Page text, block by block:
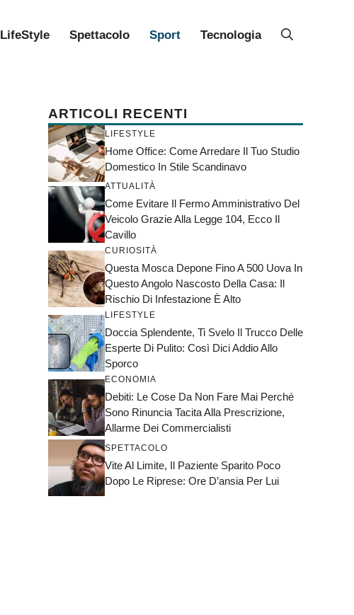
LifeStyle Spettacolo Sport Tecnologia
ARTICOLI RECENTI
LIFESTYLE
Home Office: Come Arredare Il Tuo Studio
Domestico In Stile Scandinavo
ATTUALITÀ
Come Evitare Il Fermo Amministrativo Del
Veicolo Grazie Alla Legge 104, Ecco Il
Cavillo
CURIOSITÀ
Questa Mosca Depone Fino A 500 Uova In
Questo Angolo Nascosto Della Casa: Il
Rischio Di Infestazione È Alto
LIFESTYLE
Doccia Splendente, Ti Svelo Il Trucco Delle
Esperte Di Pulito: Così Dici Addio Allo
Sporco
ECONOMIA
Debiti: Le Cose Da Non Fare Mai Perché
Sono Rinuncia Tacita Alla Prescrizione,
Allarme Dei Commercialisti
SPETTACOLO
Vite Al Limite, Il Paziente Sparito Poco
Dopo Le Riprese: Ore D’ansia Per Lui